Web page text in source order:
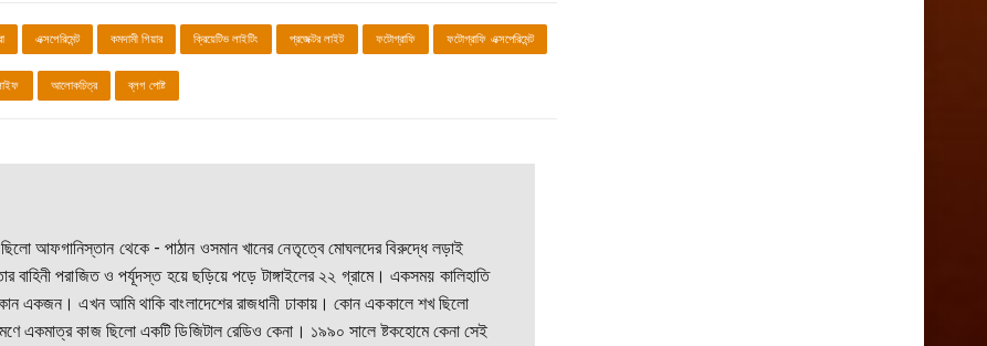
এক্সপেরিমেন্ট কমদামী গিয়ার ক্রিয়েটিভ লাইটিং প্রজেক্টর লাইট ফটোগ্রাফি ফটোগ্রাফি এক্সপেরিমেন্ট
আলোকচিত্র ব্লগ পোষ্ট
আফগানিস্তান থেকে - পাঠান ওসমান খানের নেতৃত্বে মোঘলদের বিরুদ্ধে লড়াই
পরাজিত ও পর্যূদস্ত হয়ে ছড়িয়ে পড়ে টাঙ্গাইলের ২২ গ্রামে। একসময় কালিহাতি
একজন। এখন আমি থাকি বাংলাদেশের রাজধানী ঢাকায়। কোন এককালে শখ ছিলো
একমাত্র কাজ ছিলো একটি ডিজিটাল রেডিও কেনা। ১৯৯০ সালে ষ্টকহোমে কেনা সেই